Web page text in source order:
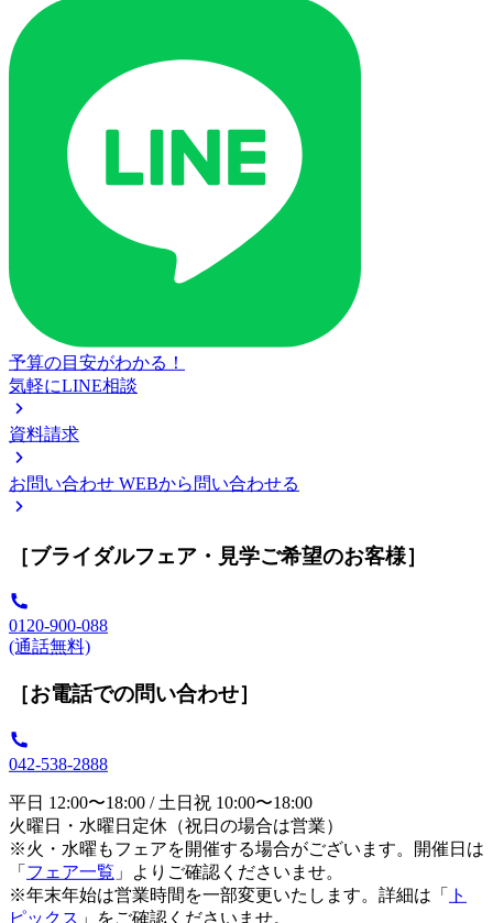
予算の目安がわかる！
気軽にLINE相談
資料請求
お問い合わせ WEBから問い合わせる
［ブライダルフェア・見学ご希望のお客様］
0120-900-088
(通話無料)
［お電話での問い合わせ］
042-538-2888
平日 12:00〜18:00 / 土日祝 10:00〜18:00
火曜日・水曜日定休（祝日の場合は営業）
※火・水曜もフェアを開催する場合がございます。開催日は
「 フェア一覧 」よりご確認くださいませ。
※年末年始は営業時間を一部変更いたします。詳細は「
ト
ピックス 」をご確認くださいませ。